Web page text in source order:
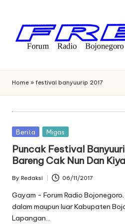
content
F
o
r
u
m
R
a
di
o
Bojonegoro
Home » festival banyuurip 2017
Posted
Berita Migas
Puncak Festival
Bareng Cak Nun Dan
Posted
by
By Redaksi 06/11/2017
Gayam - Forum Radio
dalam maupun luar Kabupaten
Lapangan…